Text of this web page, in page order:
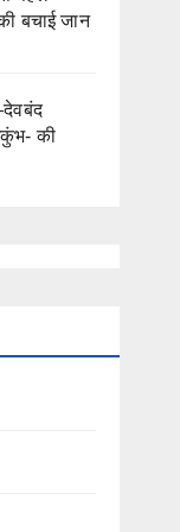
बचाई जान
की